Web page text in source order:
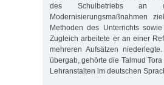
des Schulbetriebs an
Modernisierungsmaßnahmen
Methoden des Unterrichts
Zugleich arbeitete er an einer
mehreren Aufsätzen
übergab, gehörte die Talmud
Lehranstalten im deutschen